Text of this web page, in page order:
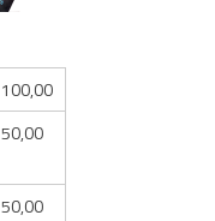
100,00
50,00
50,00